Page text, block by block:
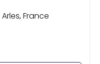
France